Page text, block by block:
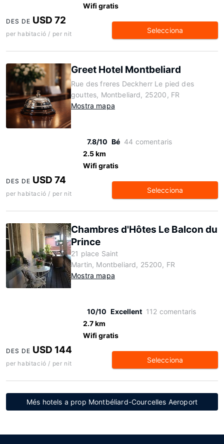
Wifi gratis
DES DE USD 72
per habitació / per nit Selecciona
Greet Hotel Montbeliard
Rue des freres Deckherr Le pied des
gouttes, Montbeliard, 25200, FR
Mostra mapa
7.8/10 Bé 44 comentaris
2.5 km
Wifi gratis
DES DE USD 74
per habitació / per nit Selecciona
Chambres d'Hôtes Le Balcon du
Prince
21 place Saint
Martin, Montbeliard, 25200, FR
Mostra mapa
10/10 Excellent 112 comentaris
2.7 km
Wifi gratis
DES DE USD 144
per habitació / per nit Selecciona
Més hotels a prop Montbéliard-Courcelles Aeroport